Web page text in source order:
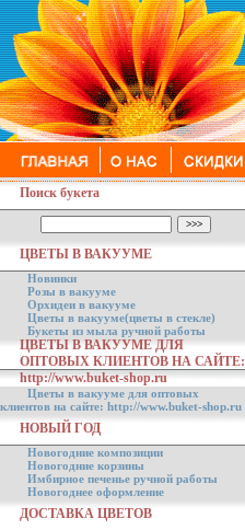
Поиск букета
ЦВЕТЫ В ВАКУУМЕ
Новинки
Розы в вакууме
Орхидеи в вакууме
Цветы в вакууме(цветы в стекле)
Букеты из мыла ручной работы
ЦВЕТЫ В ВАКУУМЕ ДЛЯ
ОПТОВЫХ КЛИЕНТОВ НА САЙТЕ:
http://www.buket-shop.ru
Цветы в вакууме для оптовых
клиентов на сайте: http://www.buket-shop.ru
НОВЫЙ ГОД
Новогодние композиции
Новогодние корзины
Имбирное печенье ручной работы
Новогоднее оформление
ДОСТАВКА ЦВЕТОВ